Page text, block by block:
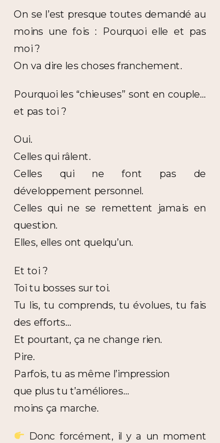
On se l’est presque toutes demandé au
moins une fois : Pourquoi elle et pas
moi ?
On va dire les choses franchement.
Pourquoi les “chieuses” sont en couple…
et pas toi ?
Oui.
Celles qui râlent.
Celles qui ne font pas de
développement personnel.
Celles qui ne se remettent jamais en
question.
Elles, elles ont quelqu’un.
Et toi ?
Toi tu bosses sur toi.
Tu lis, tu comprends, tu évolues, tu fais
des efforts…
Et pourtant, ça ne change rien.
Pire.
Parfois, tu as même l’impression
que plus tu t’améliores…
moins ça marche.
Donc forcément, il y a un moment